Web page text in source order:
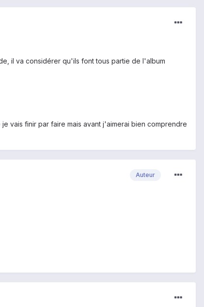
il va considérer qu'ils font tous partie de l'album
vais finir par faire mais avant j'aimerai bien comprendre
Auteur